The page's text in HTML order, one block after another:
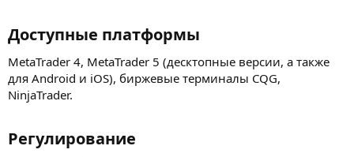
Доступные платформы​
MetaTrader 4, MetaTrader 5 (десктопные версии, а также
для Android и iOS), биржевые терминалы CQG,
NinjaTrader.
Регулирование​